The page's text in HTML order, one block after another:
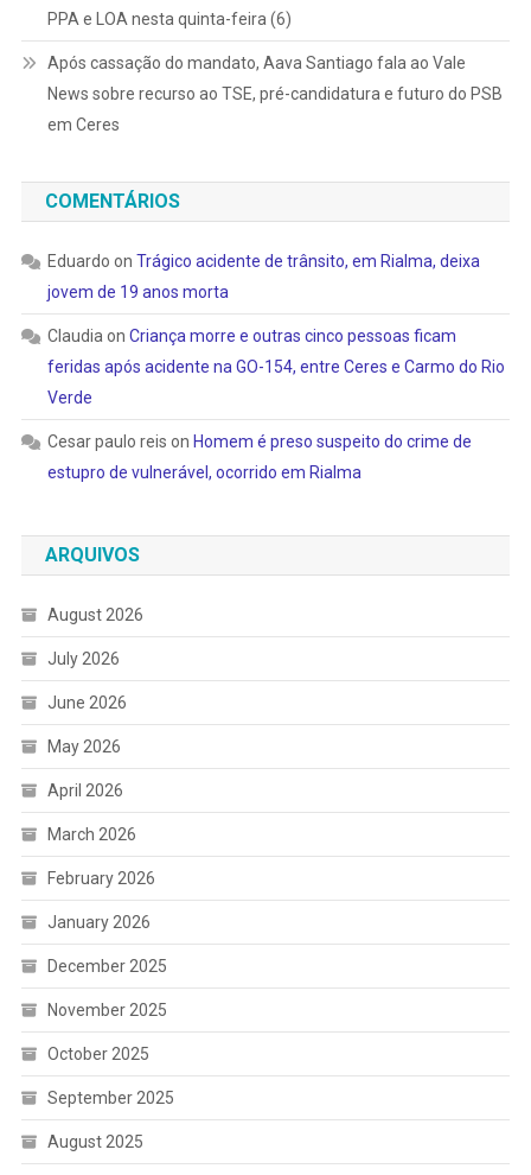
PPA e LOA nesta quinta-feira (6)
Após cassação do mandato, Aava Santiago fala ao Vale
News sobre recurso ao TSE, pré-candidatura e futuro do PSB
em Ceres
COMENTÁRIOS
Eduardo on Trágico acidente de trânsito, em Rialma, deixa
jovem de 19 anos morta
Claudiaon Criança morre e outras cinco pessoas ficam
feridas após acidente na GO-154, entre Ceres e Carmo do Rio
Verde
Cesar paulo reis on Homem é preso suspeito do crime de
estupro de vulnerável, ocorrido em Rialma
ARQUIVOS
August 2026
July 2026
June 2026
May 2026
April 2026
March 2026
February 2026
January 2026
December 2025
November 2025
October 2025
September 2025
August 2025